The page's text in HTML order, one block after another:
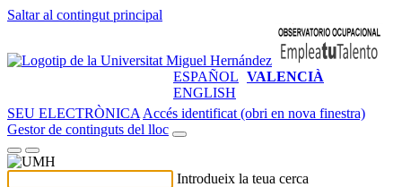
Saltar al contingut principal
ESPAÑOL VALENCIÀ
ENGLISH
SEU ELECTRÒNICA Accés identificat (obri en nova finestra)
Gestor de continguts del lloc
Introdueix la teua cerca